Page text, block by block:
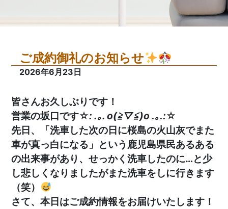
ご成約御礼のお知らせ
2026年6月23日
皆さんお久しぶりです！
営業の坂口です☆: .｡. o(≧▽≦)o .｡.:☆
先日、「洗車した次の日に桜島の火山灰でまた
車が真っ白になる」という鹿児島県民あるある
の出来事があり、せっかく洗車したのに…と少
し悲しくなりましたがまた洗車をしに行きます
（笑）
さて、本日はご成約情報をお届けいたします！